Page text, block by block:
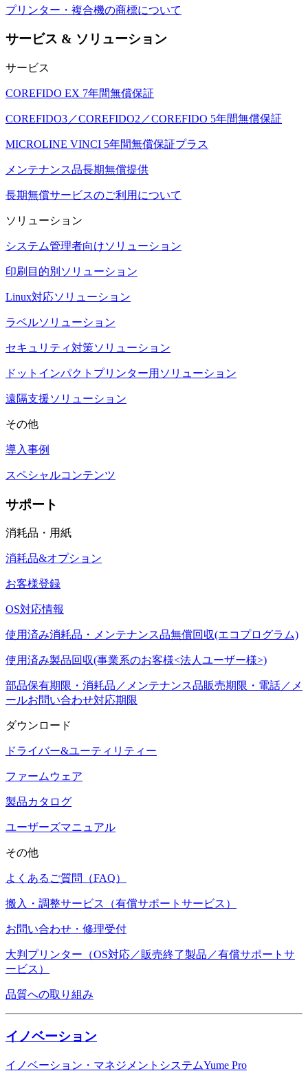
プリンター・複合機の商標について
サービス & ソリューション
サービス
COREFIDO EX 7年間無償保証
COREFIDO3／COREFIDO2／COREFIDO 5年間無償保証
MICROLINE VINCI 5年間無償保証プラス
メンテナンス品長期無償提供
長期無償サービスのご利用について
ソリューション
システム管理者向けソリューション
印刷目的別ソリューション
Linux対応ソリューション
ラベルソリューション
セキュリティ対策ソリューション
ドットインパクトプリンター用ソリューション
遠隔支援ソリューション
その他
導入事例
スペシャルコンテンツ
サポート
消耗品・用紙
消耗品&オプション
お客様登録
OS対応情報
使用済み消耗品・メンテナンス品無償回収(エコプログラム)
使用済み製品回収(事業系のお客様<法人ユーザー様>)
部品保有期限・消耗品／メンテナンス品販売期限・電話／メ
ールお問い合わせ対応期限
ダウンロード
ドライバー&ユーティリティー
ファームウェア
製品カタログ
ユーザーズマニュアル
その他
よくあるご質問（FAQ）
搬入・調整サービス（有償サポートサービス）
お問い合わせ・修理受付
大判プリンター（OS対応／販売終了製品／有償サポートサ
ービス）
品質への取り組み
イノベーション
イノベーション・マネジメントシステムYume Pro